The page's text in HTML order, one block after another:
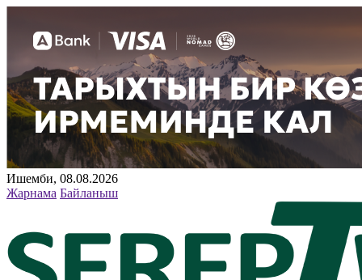
Ишемби, 08.08.2026
Жарнама Байланыш